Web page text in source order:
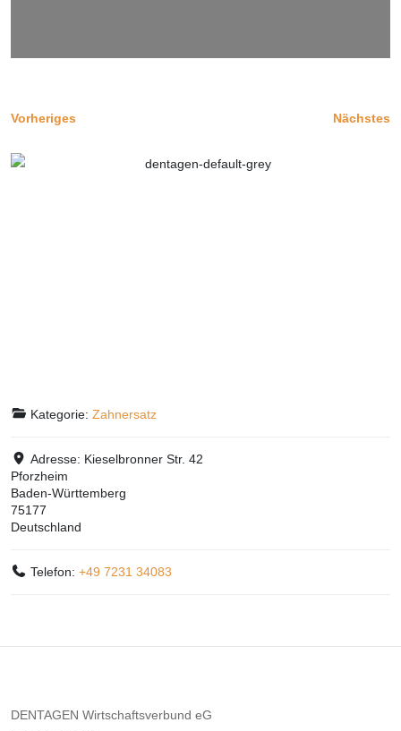
Vorheriges Nächstes
Kategorie:Zahnersatz
Adresse: Kieselbronner Str. 42
Pforzheim
Baden-Württemberg
75177
Deutschland
Telefon:+49 7231 34083
DENTAGEN Wirtschaftsverbund eG